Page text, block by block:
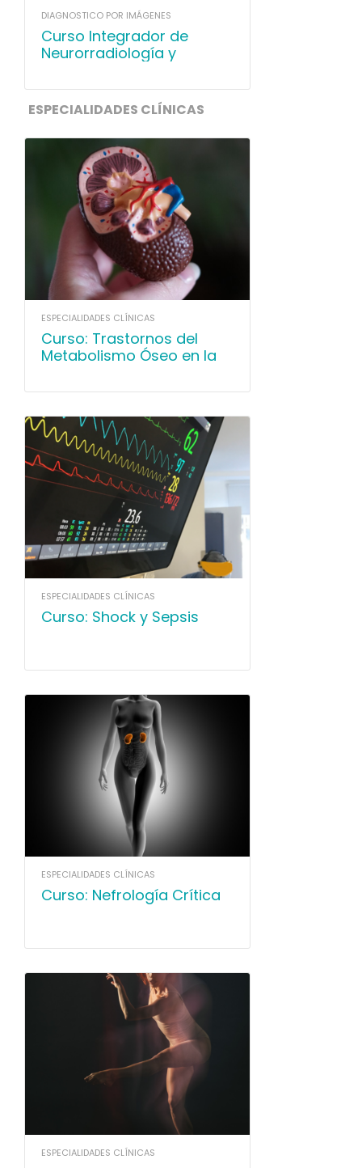
DIAGNOSTICO POR IMÁGENES
Curso Integrador de
Neurorradiología y
ESPECIALIDADES CLÍNICAS
ESPECIALIDADES CLÍNICAS
Curso: Trastornos del
Metabolismo Óseo en la
Crónica y Litiasis Renal
ESPECIALIDADES CLÍNICAS
Curso: Shock y Sepsis
ESPECIALIDADES CLÍNICAS
Curso: Nefrología Crítica
ESPECIALIDADES CLÍNICAS